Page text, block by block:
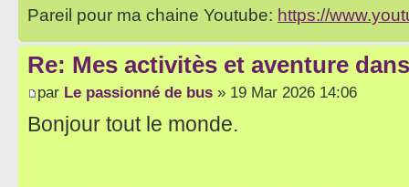
Pareil pour ma chaine Youtube: https://
Re: Mes activitès et aventure
par Le passionné de bus » 19 Mar 2026 14:06
Bonjour tout le monde.